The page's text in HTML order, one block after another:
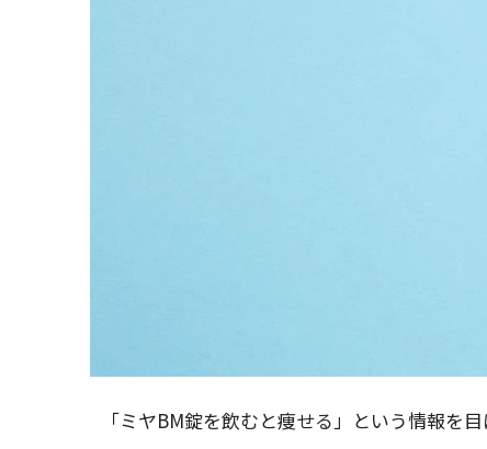
「ミヤBM錠を飲むと痩せる」という情報を